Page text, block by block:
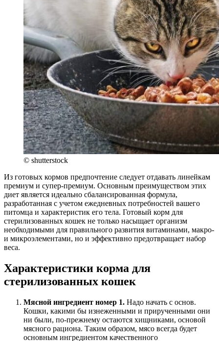
© shutterstock
Из готовых кормов предпочтение следует отдавать линейкам
премиум и супер-премиум. Основным преимуществом этих
диет является идеально сбалансированная формула,
разработанная с учетом ежедневных потребностей вашего
питомца и характеристик его тела. Готовый корм для
стерилизованных кошек не только насыщает организм
необходимыми для правильного развития витаминами, макро-
и микроэлементами, но и эффективно предотвращает набор
веса.
Характеристики корма для
стерилизованных кошек
Мясной ингредиент номер 1. Надо начать с основ.
Кошки, какими бы изнеженными и прирученными они
ни были, по-прежнему остаются хищниками, основой
мясного рациона. Таким образом, мясо всегда будет
основным ингредиентом качественного